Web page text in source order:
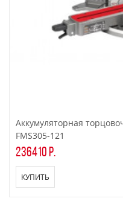
Аккумуляторная
FMS305-121
236410 р.
КУПИТЬ